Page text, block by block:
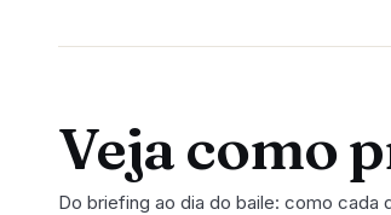
Veja como
Do briefing ao dia do baile: como cada